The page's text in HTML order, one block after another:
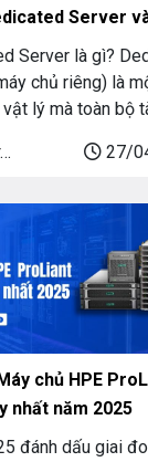
Server
Server là gì?
chủ riêng) là
lý mà toàn bộ
mạng được
sử dụng dedicated
có toàn quyền
từ phần […]
27/
chủ HPE
nhất năm 2025
đánh dấu giai